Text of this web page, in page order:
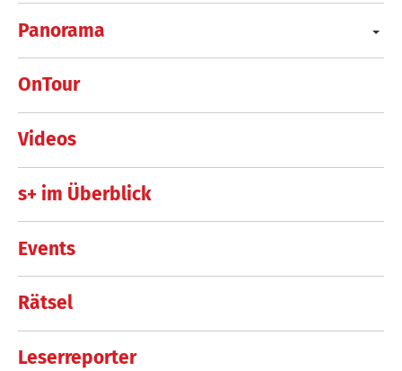
Panorama
OnTour
Videos
s+ im Überblick
Events
Rätsel
Leserreporter